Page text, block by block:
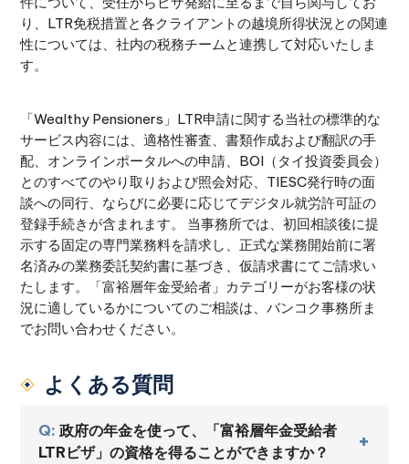
り、LTR免税措置と各クライアントの越境所得状況との関連
性については、社内の税務チームと連携して対応いたしま
す。
「Wealthy Pensioners」LTR申請に関する当社の標準的な
サービス内容には、適格性審査、書類作成および翻訳の手
配、オンラインポータルへの申請、BOI（タイ投資委員会）
とのすべてのやり取りおよび照会対応、TIESC発行時の面
談への同行、ならびに必要に応じてデジタル就労許可証の
登録手続きが含まれます。 当事務所では、初回相談後に提
示する固定の専門業務料を請求し、正式な業務開始前に署
名済みの業務委託契約書に基づき、仮請求書にてご請求い
たします。「富裕層年金受給者」カテゴリーがお客様の状
況に適しているかについてのご相談は、バンコク事務所ま
でお問い合わせください。
よくある質問
政府の年金を使って、「富裕層年金受給者
LTRビザ」の資格を得ることができますか？